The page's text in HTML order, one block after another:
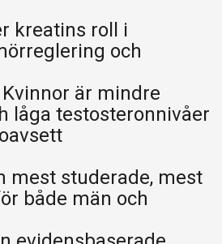
kreatins roll i
och
Kvinnor är mindre
låga testosteronnivåer
mest studerade, mest
både män och